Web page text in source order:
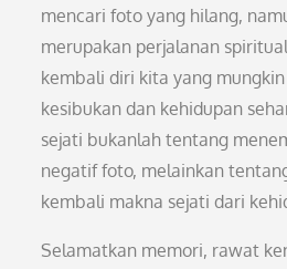
mencari foto yang hilang,
merupakan perjalanan
kembali diri kita yang
kesibukan dan kehidupan
sejati bukanlah tentang
negatif foto, melainkan
kembali makna sejati dari
Selamatkan memori, rawat